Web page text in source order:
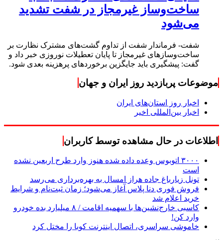
ساخت‌وساز غیرمجاز در شفت تشدید
می‌شود
شفت- فرماندار شفت از تداوم گشت‌های مشترک نظارت بر
ساخت‌وسازهای غیرمجاز تا پایان تعطیلات نوروزی خبر داد و
گفت: پیشگیری باید جایگزین برخوردهای پرهزینه بعدی شود.
موضوعات پربازدید روز ایران و جهان
اخبار روز استان‌های ایران
اخبار بین‌المللی اخیر
اطلاعات در حال مشاهده توسط کاربران
۳۰۰۰ اتوبوس وعده داده شده هنوز وارد طرح اربعین نشده
است
تونل زیارباغ جاده هراز امسال به بهره‌برداری می‌رسد
فروش فوری دنا پلاس آغاز می‌شود؛ زمان ثبت‌نام و شرایط
خرید اعلام شد
کاسبی خارج‌نشین‌ها با سهمیه اقامت / ۸ میلیارد بده خودرو
وارد کن!
خاموشی سراسری، اتصال اینترنت کوبا را مختل کرد